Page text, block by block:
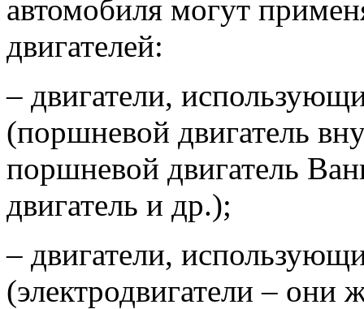
автомобиля могут
двигателей:
– двигатели,
(поршневой двигатель
поршневой двигатель
двигатель и др.);
– двигатели,
(электродвигатели – они